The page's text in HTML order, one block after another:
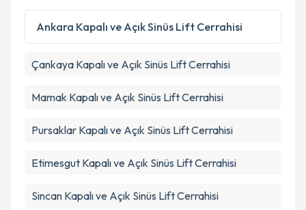
Ankara Kapalı ve Açık Sinüs Lift Cerrahisi
Çankaya Kapalı ve Açık Sinüs Lift Cerrahisi
Mamak Kapalı ve Açık Sinüs Lift Cerrahisi
Pursaklar Kapalı ve Açık Sinüs Lift Cerrahisi
Etimesgut Kapalı ve Açık Sinüs Lift Cerrahisi
Sincan Kapalı ve Açık Sinüs Lift Cerrahisi